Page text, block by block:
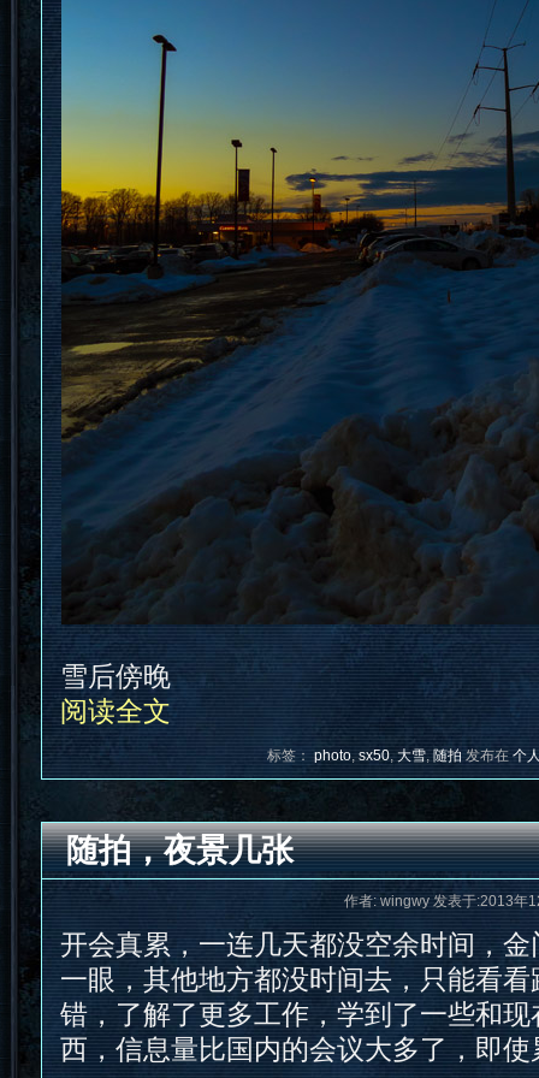
雪后傍晚
阅读全文
标签：photo, sx50,大雪,随拍 发布在 个
随拍，夜景几张
作者: wingwy 发表于:2013年
开会真累，一连几天都没空余时间，
一眼，其他地方都没时间去，只能看
错，了解了更多工作，学到了一些和
西，信息量比国内的会议大多了，即